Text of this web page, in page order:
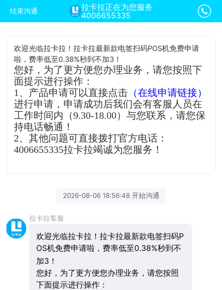
结束沟通
拉卡拉正在为您服务
4006655335
欢迎光临拉卡拉！拉卡拉最新款电签扫码POS机免费申请
啦，费率低至0.38%秒到不加3！
您好，为了更方便您办理业务，请您按照下
面提示进行操作：
1、产品申请可以直接点击 （在线申请链接）
进行申请，申请成功后我们会有客服人员在
工作时间内（9.30-18.00）与您联系，请您保
持电话畅通！
2、其他问题可直接拨打官方电话：
4006655335拉卡拉竭诚为您服务！
2026-08-06 18:56:48 开始沟通
拉卡拉客服
欢迎光临拉卡拉！拉卡拉最新款电签扫码P
OS机免费申请啦，费率低至0.38%秒到不
加3！
您好，为了更方便您办理业务，请您按照
下面提示进行操作：